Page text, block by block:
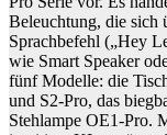
Beleuchtung, die
Sprachbefehl („Hey
wie Smart Speaker
fünf Modelle: die
und S2-Pro, das
Stehlampe OE1-Pro.